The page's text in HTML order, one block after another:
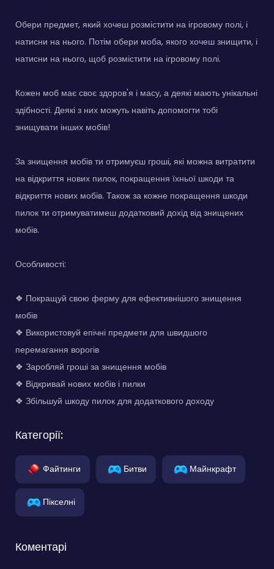
Обери предмет, який хочеш розмістити на ігровому полі, і
натисни на нього. Потім обери моба, якого хочеш знищити, і
натисни на нього, щоб розмістити на ігровому полі.
Кожен моб має своє здоров'я і масу, а деякі мають унікальні
здібності. Деякі з них можуть навіть допомогти тобі
знищувати інших мобів!
За знищення мобів ти отримуєш гроші, які можна витратити
на відкриття нових пилок, покращення їхньої шкоди та
відкриття нових мобів. Також за кожне покращення шкоди
пилок ти отримуватимеш додатковий дохід від знищених
мобів.
Особливості:
❖ Покращуй свою ферму для ефективнішого знищення
мобів
❖ Використовуй епічні предмети для швидшого
перемагання ворогів
❖ Заробляй гроші за знищення мобів
❖ Відкривай нових мобів і пилки
❖ Збільшуй шкоду пилок для додаткового доходу
Категорії:
Файтинги Битви Майнкрафт
Пікселні
Коментарі